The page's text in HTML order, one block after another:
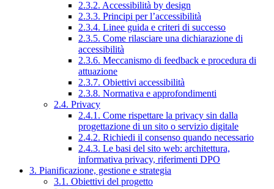
2.3.2. Accessibilità by design
2.3.3. Principi per l’accessibilità
2.3.4. Linee guida e criteri di successo
2.3.5. Come rilasciare una dichiarazione di
accessibilità
2.3.6. Meccanismo di feedback e procedura di
attuazione
2.3.7. Obiettivi accessibilità
2.3.8. Normativa e approfondimenti
2.4. Privacy
2.4.1. Come rispettare la privacy sin dalla
progettazione di un sito o servizio digitale
2.4.2. Richiedi il consenso quando necessario
2.4.3. Le basi del sito web: architettura,
informativa privacy, riferimenti DPO
3. Pianificazione, gestione e strategia
3.1. Obiettivi del progetto